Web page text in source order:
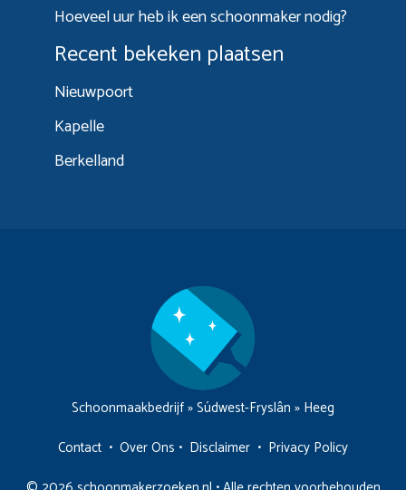
Hoeveel uur heb ik een schoonmaker nodig?
Recent bekeken plaatsen
Nieuwpoort
Kapelle
Berkelland
Schoonmaakbedrijf»Súdwest-Fryslân » Heeg
Contact • Over Ons • Disclaimer • Privacy Policy